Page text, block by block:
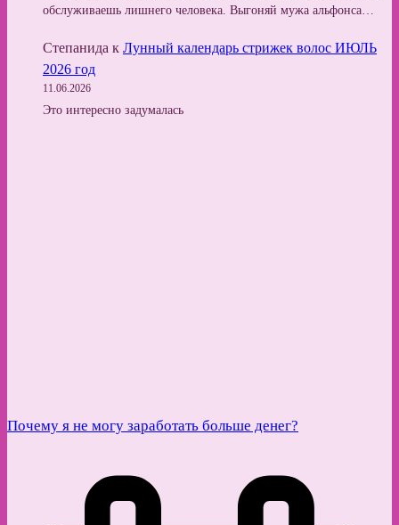
обслуживаешь лишнего человека. Выгоняй мужа альфонса…
Степанида к Лунный календарь стрижек волос ИЮЛЬ
2026 год
11.06.2026
Это интересно задумалась
Почему я не могу заработать больше денег?